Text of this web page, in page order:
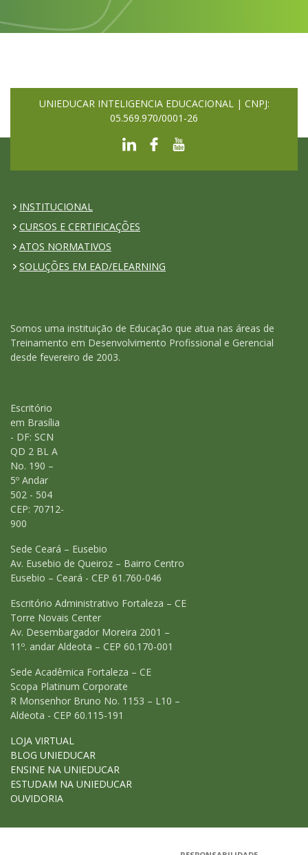
UNIEDUCAR INTELIGENCIA EDUCACIONAL | CNPJ:
05.569.970/0001-26
INSTITUCIONAL
CURSOS E CERTIFICAÇÕES
ATOS NORMATIVOS
SOLUÇÕES EM EAD/ELEARNING
Somos uma instituição de Educação que atua nas áreas de
Treinamento em Desenvolvimento Profissional e Gerencial
desde fevereiro de 2003.
Escritório
em Brasília
- DF: SCN
QD 2 BL A
No. 190 –
5º Andar
502 - 504
CEP: 70712-
900
Sede Ceará – Eusebio
Av. Eusebio de Queiroz – Bairro Centro
Eusebio – Ceará - CEP 61.760-046
Escritório Administrativo Fortaleza – CE
Torre Novais Center
Av. Desembargador Moreira 2001 –
11º. andar Aldeota – CEP 60.170-001
Sede Acadêmica Fortaleza – CE
Scopa Platinum Corporate
R Monsenhor Bruno No. 1153 – L10 –
Aldeota - CEP 60.115-191
LOJA VIRTUAL
BLOG UNIEDUCAR
ENSINE NA UNIEDUCAR
ESTUDAM NA UNIEDUCAR
OUVIDORIA